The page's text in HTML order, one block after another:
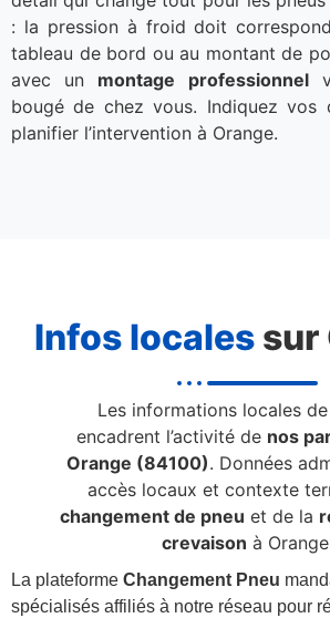
: la pression à froid doit
tableau de bord ou au montant de
avec un montage professionnel
bougé de chez vous. Indiquez vos
planifier l’intervention à Orange.
Infos localessur
Les informations locales de
encadrent l’activité de nos
Orange (84100). Données
accès locaux et contexte
changement de pneu et de la
crevaison à
La plateforme Changement Pneu
spécialisés affiliés à notre réseau pour